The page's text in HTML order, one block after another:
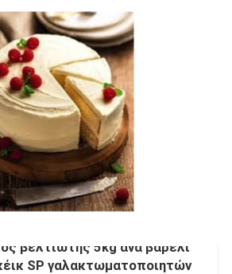
βελτιωτής 5kg ανά βαρέλι
SP γαλακτωματοποιητών